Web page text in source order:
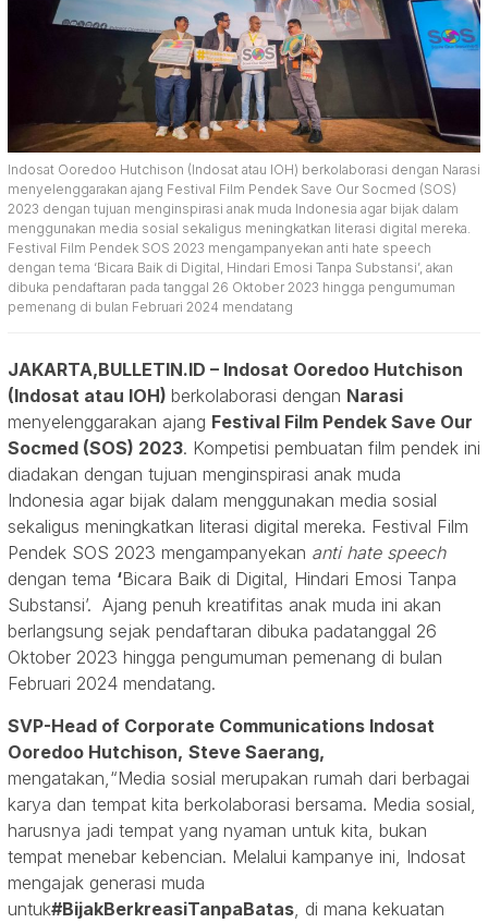
Indosat Ooredoo Hutchison (Indosat atau IOH) berkolaborasi dengan Narasi
menyelenggarakan ajang Festival Film Pendek Save Our Socmed (SOS)
2023 dengan tujuan menginspirasi anak muda Indonesia agar bijak dalam
menggunakan media sosial sekaligus meningkatkan literasi digital mereka.
Festival Film Pendek SOS 2023 mengampanyekan anti hate speech
dengan tema ‘Bicara Baik di Digital, Hindari Emosi Tanpa Substansi’, akan
dibuka pendaftaran pada tanggal 26 Oktober 2023 hingga pengumuman
pemenang di bulan Februari 2024 mendatang
JAKARTA,BULLETIN.ID – Indosat Ooredoo Hutchison
(Indosat atau IOH) berkolaborasi dengan Narasi
menyelenggarakan ajang Festival Film Pendek Save Our
Socmed (SOS) 2023. Kompetisi pembuatan film pendek ini
diadakan dengan tujuan menginspirasi anak muda
Indonesia agar bijak dalam menggunakan media sosial
sekaligus meningkatkan literasi digital mereka. Festival Film
Pendek SOS 2023 mengampanyekan anti hate speech
dengan tema ‘Bicara Baik di Digital, Hindari Emosi Tanpa
Substansi’. Ajang penuh kreatifitas anak muda ini akan
berlangsung sejak pendaftaran dibuka padatanggal 26
Oktober 2023 hingga pengumuman pemenang di bulan
Februari 2024 mendatang.
SVP-Head of Corporate Communications Indosat
Ooredoo Hutchison, Steve Saerang,
mengatakan,“Media sosial merupakan rumah dari berbagai
karya dan tempat kita berkolaborasi bersama. Media sosial,
harusnya jadi tempat yang nyaman untuk kita, bukan
tempat menebar kebencian. Melalui kampanye ini, Indosat
mengajak generasi muda
untuk#BijakBerkreasiTanpaBatas, di mana kekuatan